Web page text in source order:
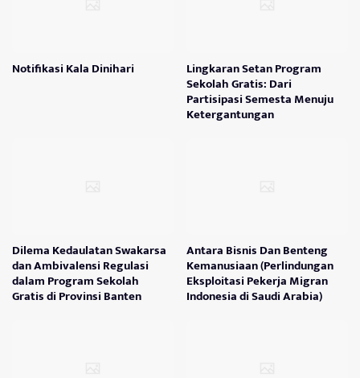
Notifikasi Kala Dinihari Lingkaran Setan Program
Sekolah Gratis: Dari
Partisipasi Semesta Menuju
Ketergantungan
Dilema Kedaulatan Swakarsa
dan Ambivalensi Regulasi
dalam Program Sekolah
Gratis di Provinsi Banten
Antara Bisnis Dan Benteng
Kemanusiaan (Perlindungan
Eksploitasi Pekerja Migran
Indonesia di Saudi Arabia)